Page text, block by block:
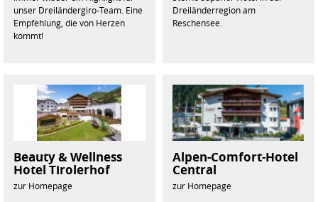
unser Dreiländergiro-Team. Eine
Empfehlung, die von Herzen
kommt!
Dreiländerregion am
Reschensee.
Beauty & Wellness
Hotel Tirolerhof
zur Homepage
Alpen-Comfort-Hotel
Central
zur Homepage